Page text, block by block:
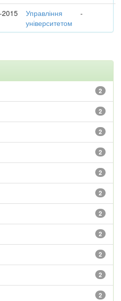
2015
Управління
університетом
-
2
2
2
2
2
2
2
2
2
2
2